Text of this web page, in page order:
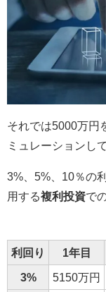
それでは5000万円
ミュレーションし
3%、5%、10％の
用する複利投資で
利回り 1年目
3% 5150万円